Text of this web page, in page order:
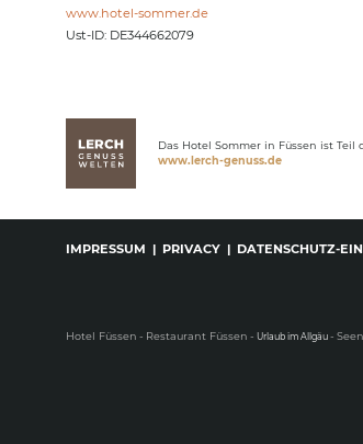
www.hotel-sommer.de
Ust-ID: DE344662079
Das Hotel Sommer in Füssen ist Teil
www.lerch-genuss.de
IMPRESSUM | PRIVACY | DATENSCHUTZ-
Hotel Füssen - Restaurant Füssen - Urlaub im Allgäu -